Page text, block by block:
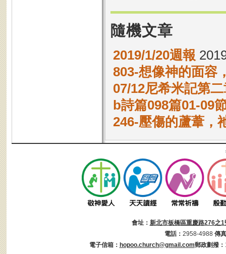
隨機文章
2019/1/20週報
803-想像神的面容
07/12尼希米記第
b詩篇098篇01-09
246-壓傷的蘆葦，
會址： 新北市板橋區重慶路276之1
電話： 2958-4988 傳
電子信箱： hopoo.church@gmail.com郵政劃撥：